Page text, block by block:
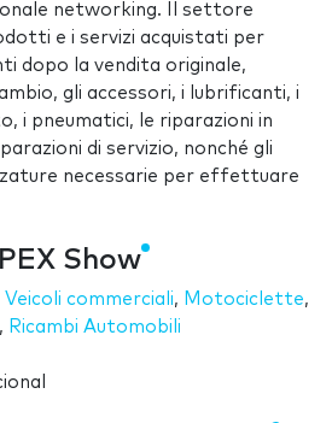
networking. Il settore
e i servizi acquistati per
dopo la vendita originale,
gli accessori, i lubrificanti, i
i pneumatici, le riparazioni in
di servizio, nonché gli
necessarie per effettuare
Show
Veicoli commerciali, Motociclette,
, Ricambi Automobili